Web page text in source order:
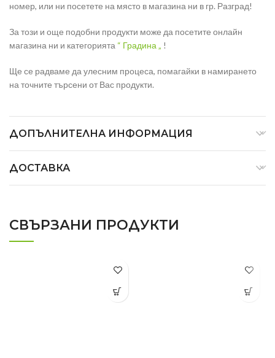
номер, или ни посетете на място в магазина ни в гр. Разград!
За този и още подобни продукти може да посетите онлайн
магазина ни и категорията “ Градина „ !
Ще се радваме да улесним процеса, помагайки в намирането
на точните търсени от Вас продукти.
ДОПЪЛНИТЕЛНА ИНФОРМАЦИЯ
ДОСТАВКА
СВЪРЗАНИ ПРОДУКТИ